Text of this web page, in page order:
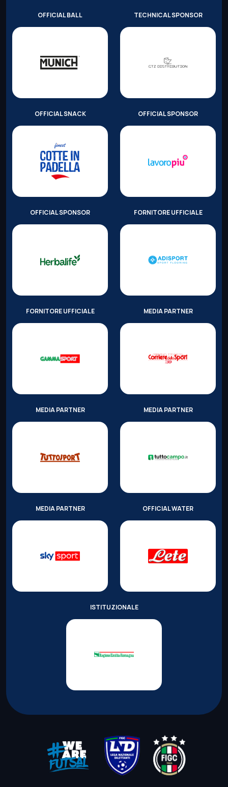
OFFICIAL BALL TECHNICAL SPONSOR
OFFICIAL SNACK OFFICIAL SPONSOR
OFFICIAL SPONSOR FORNITORE UFFICIALE
FORNITORE UFFICIALE MEDIA PARTNER
MEDIA PARTNER MEDIA PARTNER
MEDIA PARTNER OFFICIAL WATER
ISTITUZIONALE